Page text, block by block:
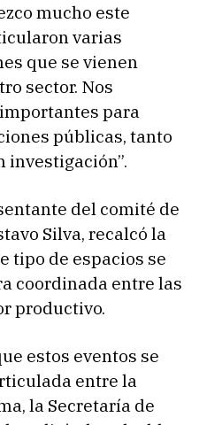
mucho este
varias
que se vienen
sector. Nos
para
públicas, tanto
investigación”.
del comité de
Silva, recalcó la
tipo de espacios se
coordinada entre las
productivo.
estos eventos se
entre la
la Secretaría de